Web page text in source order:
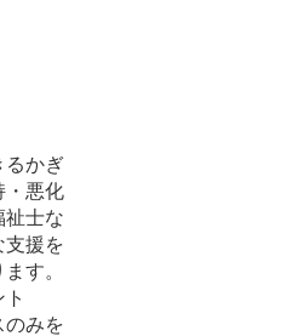
るかぎ
・悪化
祉士な
支援を
す。
のみを